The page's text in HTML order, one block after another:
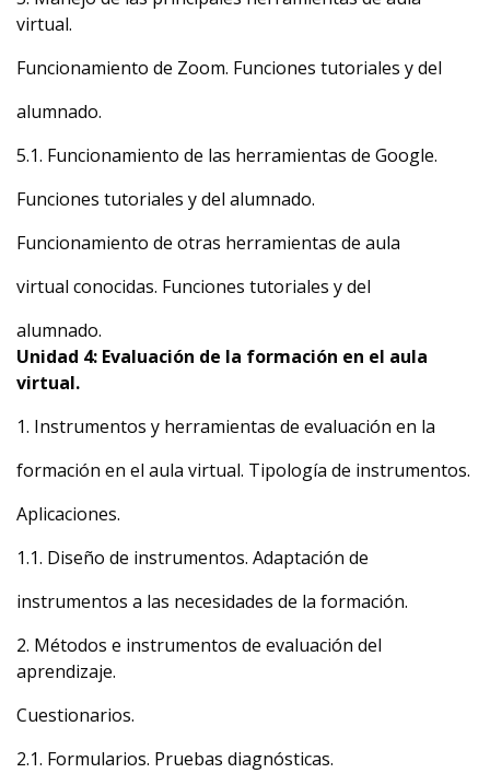
virtual.
Funcionamiento de Zoom. Funciones tutoriales y del
alumnado.
5.1. Funcionamiento de las herramientas de Google.
Funciones tutoriales y del alumnado.
Funcionamiento de otras herramientas de aula
virtual conocidas. Funciones tutoriales y del
alumnado.
Unidad 4: Evaluación de la formación en el aula
virtual.
1. Instrumentos y herramientas de evaluación en la
formación en el aula virtual. Tipología de instrumentos.
Aplicaciones.
1.1. Diseño de instrumentos. Adaptación de
instrumentos a las necesidades de la formación.
2. Métodos e instrumentos de evaluación del
aprendizaje.
Cuestionarios.
2.1. Formularios. Pruebas diagnósticas.